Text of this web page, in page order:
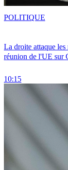
La droite attaque
réunion de l'UE sur
10:15
POLITIQUE